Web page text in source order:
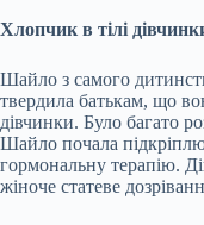
Хлопчик в тілі
Шайло з самого
твердила батькам, що
дівчинки. Було багато
Шайло почала
гормональну терапію.
жіноче статеве